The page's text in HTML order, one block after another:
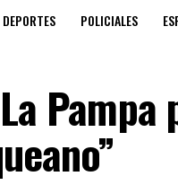
DEPORTES POLICIALES